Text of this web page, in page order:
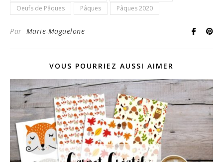
Oeufs de Pâques
Pâques Pâques 2020
Par Marie-Maguelone
VOUS POURRIEZ AUSSI AIMER